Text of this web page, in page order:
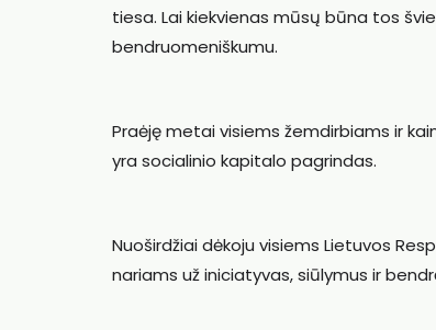
tiesa. Lai kiekvienas mūsų būna tos
bendruomeniškumu.
Praėję metai visiems žemdirbiams ir
yra socialinio kapitalo pagrindas.
Nuoširdžiai dėkoju visiems Lietuvos
nariams už iniciatyvas, siūlymus ir